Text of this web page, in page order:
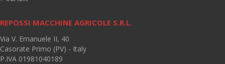
REPOSSI MACCHINE AGRICOLE S.R.L.
Via V. Emanuele II, 40
Casorate Primo (PV) - Italy
P.IVA 01981040189